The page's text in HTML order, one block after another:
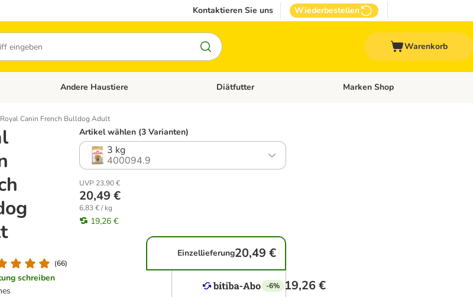
Kontaktieren Sie uns Wiederbestellen
Warenkorb
Zubehör Kategorie-Menü öffnen: Katzenfutter und Zubehör
Andere Haustiere Kategorie-Menü öffnen: Andere Haustiere
Diätfutter Kategorie-Menü öffnen: Diätfutter
Marken Shop
Royal Canin French Bulldog Adult
(66)
schreiben
Artikel wählen (3 Varianten)
3 kg
400094.9
UVP 23,90 €
20,49 €
6,83 € / kg
19,26 €
Einzellieferung20,49 €
-6% 19,26 €